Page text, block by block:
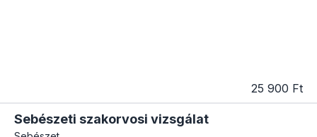
25 900 Ft
Sebészeti szakorvosi vizsgálat